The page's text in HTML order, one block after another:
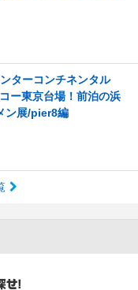
ターコンチネンタル
ー東京台場！前泊の浜
ン展/pier8編